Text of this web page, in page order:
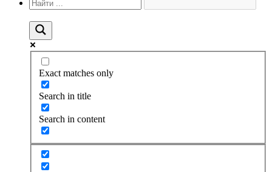
Exact matches only
Search in title
Search in content